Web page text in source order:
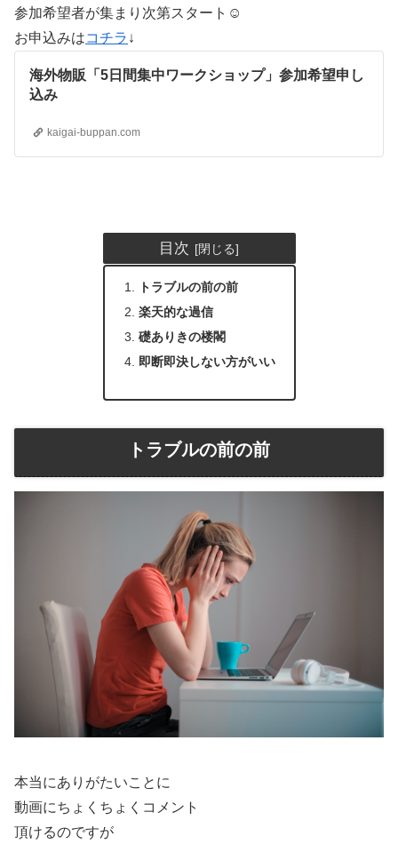
参加希望者が集まり次第スタート☺
お申込みはコチラ ↓
海外物販「5日間集中ワークショップ」参加希望申し
込み
kaigai-buppan.com
目次
トラブルの前の前
楽天的な過信
礎ありきの楼閣
即断即決しない方がいい
トラブルの前の前
本当にありがたいことに
動画にちょくちょくコメント
頂けるのですが